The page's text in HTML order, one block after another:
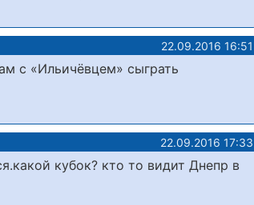
22.09.2016 16:51
с «Ильичёвцем» сыграть
22.09.2016 17:33
кубок? кто то видит Днепр в